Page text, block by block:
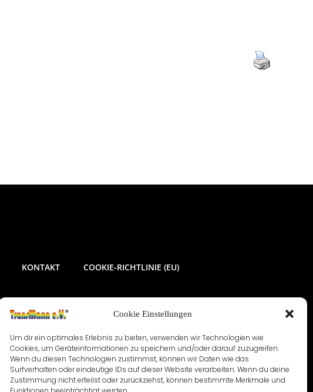
Cookie Einstellungen
Um dir ein optimales Erlebnis zu bieten, verwenden wir Technologien wie
Cookies, um Geräteinformationen zu speichern und/oder darauf zuzugreifen.
Wenn du diesen Technologien zustimmst, können wir Daten wie das
Surfverhalten oder eindeutige IDs auf dieser Website verarbeiten. Wenn du deine
Zustimmung nicht erteilst oder zurückziehst, können bestimmte Merkmale und
KONTAKT COOKIE-RICHTLINIE (EU)